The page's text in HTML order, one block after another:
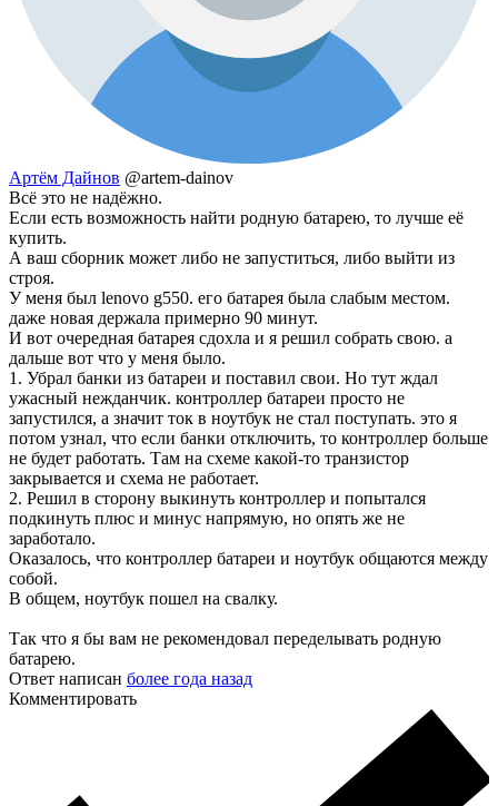
Артём Дайнов @artem-dainov
Всё это не надёжно.
Если есть возможность найти родную батарею, то лучше её
купить.
А ваш сборник может либо не запуститься, либо выйти из
строя.
У меня был lenovo g550. его батарея была слабым местом.
даже новая держала примерно 90 минут.
И вот очередная батарея сдохла и я решил собрать свою. а
дальше вот что у меня было.
1. Убрал банки из батареи и поставил свои. Но тут ждал
ужасный нежданчик. контроллер батареи просто не
запустился, а значит ток в ноутбук не стал поступать. это я
потом узнал, что если банки отключить, то контроллер больше
не будет работать. Там на схеме какой-то транзистор
закрывается и схема не работает.
2. Решил в сторону выкинуть контроллер и попытался
подкинуть плюс и минус напрямую, но опять же не
заработало.
Оказалось, что контроллер батареи и ноутбук общаются между
собой.
В общем, ноутбук пошел на свалку.
Так что я бы вам не рекомендовал переделывать родную
батарею.
Ответ написан более года назад
Комментировать